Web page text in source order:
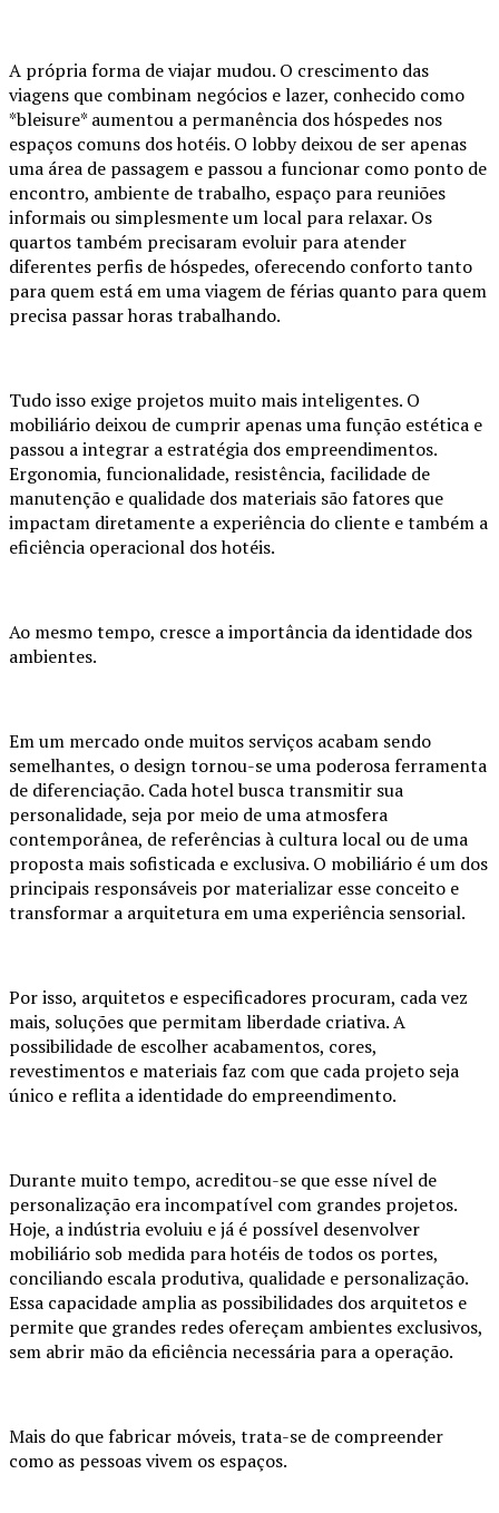
A própria forma de viajar mudou. O crescimento das
viagens que combinam negócios e lazer, conhecido como
*bleisure* aumentou a permanência dos hóspedes nos
espaços comuns dos hotéis. O lobby deixou de ser apenas
uma área de passagem e passou a funcionar como ponto de
encontro, ambiente de trabalho, espaço para reuniões
informais ou simplesmente um local para relaxar. Os
quartos também precisaram evoluir para atender
diferentes perfis de hóspedes, oferecendo conforto tanto
para quem está em uma viagem de férias quanto para quem
precisa passar horas trabalhando.
Tudo isso exige projetos muito mais inteligentes. O
mobiliário deixou de cumprir apenas uma função estética e
passou a integrar a estratégia dos empreendimentos.
Ergonomia, funcionalidade, resistência, facilidade de
manutenção e qualidade dos materiais são fatores que
impactam diretamente a experiência do cliente e também a
eficiência operacional dos hotéis.
Ao mesmo tempo, cresce a importância da identidade dos
ambientes.
Em um mercado onde muitos serviços acabam sendo
semelhantes, o design tornou-se uma poderosa ferramenta
de diferenciação. Cada hotel busca transmitir sua
personalidade, seja por meio de uma atmosfera
contemporânea, de referências à cultura local ou de uma
proposta mais sofisticada e exclusiva. O mobiliário é um dos
principais responsáveis por materializar esse conceito e
transformar a arquitetura em uma experiência sensorial.
Por isso, arquitetos e especificadores procuram, cada vez
mais, soluções que permitam liberdade criativa. A
possibilidade de escolher acabamentos, cores,
revestimentos e materiais faz com que cada projeto seja
único e reflita a identidade do empreendimento.
Durante muito tempo, acreditou-se que esse nível de
personalização era incompatível com grandes projetos.
Hoje, a indústria evoluiu e já é possível desenvolver
mobiliário sob medida para hotéis de todos os portes,
conciliando escala produtiva, qualidade e personalização.
Essa capacidade amplia as possibilidades dos arquitetos e
permite que grandes redes ofereçam ambientes exclusivos,
sem abrir mão da eficiência necessária para a operação.
Mais do que fabricar móveis, trata-se de compreender
como as pessoas vivem os espaços.